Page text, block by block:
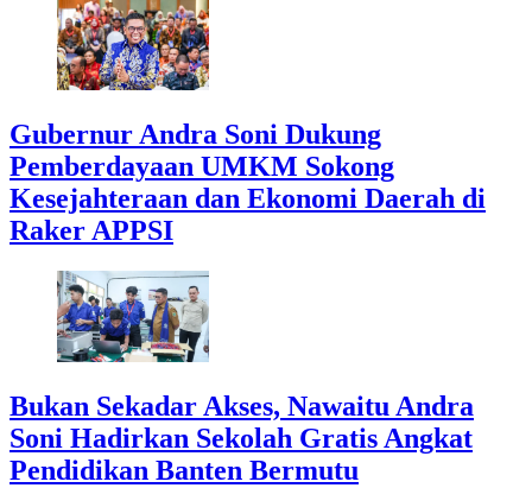
Gubernur Andra Soni Dukung
Pemberdayaan UMKM Sokong
Kesejahteraan dan Ekonomi Daerah di
Raker APPSI
Bukan Sekadar Akses, Nawaitu Andra
Soni Hadirkan Sekolah Gratis Angkat
Pendidikan Banten Bermutu